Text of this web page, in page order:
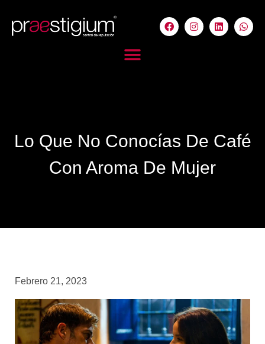
Lo Que No Conocías De Café
Con Aroma De Mujer
Febrero 21, 2023